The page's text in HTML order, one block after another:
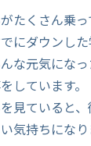
たくさん乗っ
にダウンし
な元気にな
しています。
見ていると、
気持ちになり